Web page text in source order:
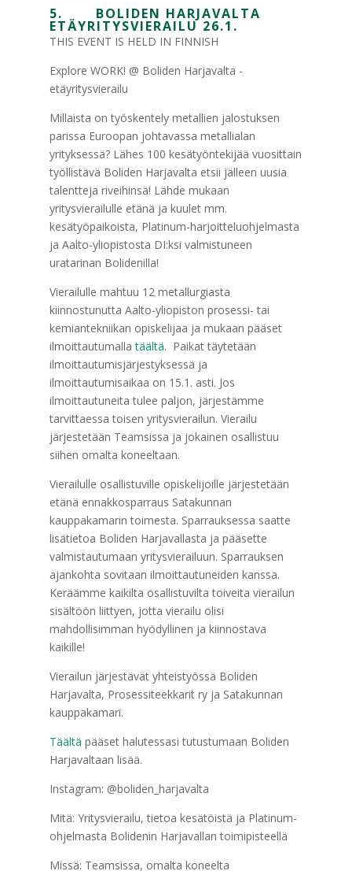
5. BOLIDEN HARJAVALTA
ETÄYRITYSVIERAILU 26.1.
THIS EVENT IS HELD IN FINNISH
Explore WORK! @ Boliden Harjavalta -
etäyritysvierailu
Millaista on työskentely metallien jalostuksen
parissa Euroopan johtavassa metallialan
yrityksessä? Lähes 100 kesätyöntekijää vuosittain
työllistävä Boliden Harjavalta etsii jälleen uusia
talentteja riveihinsä! Lähde mukaan
yritysvierailulle etänä ja kuulet mm.
kesätyöpaikoista, Platinum-harjoitteluohjelmasta
ja Aalto-yliopistosta DI:ksi valmistuneen
uratarinan Bolidenilla!
Vierailulle mahtuu 12 metallurgiasta
kiinnostunutta Aalto-yliopiston prosessi- tai
kemiantekniikan opiskelijaa ja mukaan pääset
ilmoittautumallatäältä. Paikat täytetään
ilmoittautumisjärjestyksessä ja
ilmoittautumisaikaa on 15.1. asti. Jos
ilmoittautuneita tulee paljon, järjestämme
tarvittaessa toisen yritysvierailun. Vierailu
järjestetään Teamsissa ja jokainen osallistuu
siihen omalta koneeltaan.
Vierailulle osallistuville opiskelijoille järjestetään
etänä ennakkosparraus Satakunnan
kauppakamarin toimesta. Sparrauksessa saatte
lisätietoa Boliden Harjavallasta ja pääsette
valmistautumaan yritysvierailuun. Sparrauksen
ajankohta sovitaan ilmoittautuneiden kanssa.
Keräämme kaikilta osallistuvilta toiveita vierailun
sisältöön liittyen, jotta vierailu olisi
mahdollisimman hyödyllinen ja kiinnostava
kaikille!
Vierailun järjestävät yhteistyössä Boliden
Harjavalta, Prosessiteekkarit ry ja Satakunnan
kauppakamari.
Täältä pääset halutessasi tutustumaan Boliden
Harjavaltaan lisää.
Instagram: @boliden_harjavalta
Mitä: Yritysvierailu, tietoa kesätöistä ja Platinum-
ohjelmasta Bolidenin Harjavallan toimipisteellä
Missä: Teamsissa, omalta koneelta